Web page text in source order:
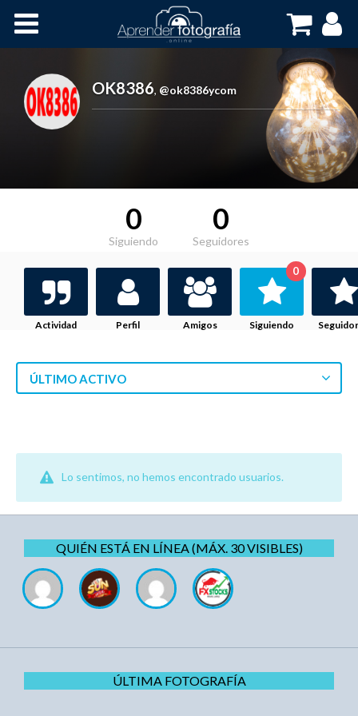
Cursos OnLine
OK8386, @ok8386ycom
0
Siguiendo
0
Seguidores
Actividad Perfil Amigos Siguiendo
0
ÚLTIMO ACTIVO
Lo sentimos, no hemos encontrado usuarios.
QUIÉN ESTÁ EN LÍNEA (MÁX. 30 VISIBLES)
ÚLTIMA FOTOGRAFÍA